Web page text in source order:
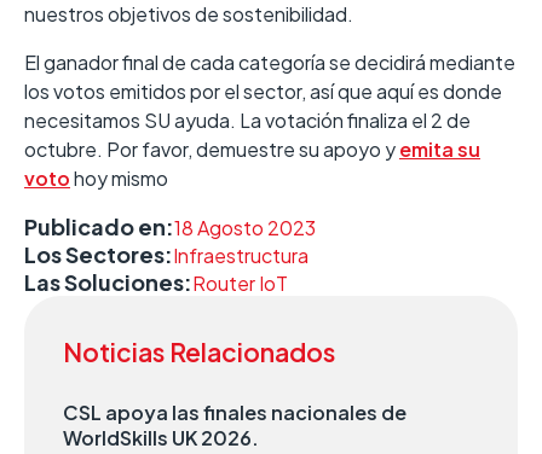
nuestros objetivos de sostenibilidad.
El ganador final de cada categoría se decidirá mediante
los votos emitidos por el sector, así que aquí es donde
necesitamos SU ayuda. La votación finaliza el 2 de
octubre. Por favor, demuestre su apoyo yemita su
votohoy mismo
Publicado en:18 Agosto 2023
Los Sectores:Infraestructura
Las Soluciones:Router IoT
Noticias Relacionados
CSL apoya las finales nacionales de
WorldSkills UK 2026.